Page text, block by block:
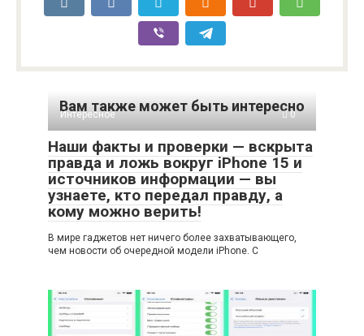
Вам также может быть интересно
Интересное 0
Наши факты и проверки — вскрыта
правда и ложь вокруг iPhone 15 и
источников информации — вы
узнаете, кто передал правду, а
кому можно верить!
В мире гаджетов нет ничего более захватывающего,
чем новости об очередной модели iPhone. С